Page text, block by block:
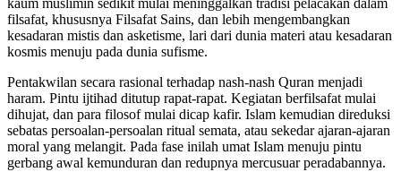
kaum muslimin sedikit mulai meninggalkan tradisi pelacakan dalam
filsafat, khususnya Filsafat Sains, dan lebih mengembangkan
kesadaran mistis dan asketisme, lari dari dunia materi atau kesadaran
kosmis menuju pada dunia sufisme.
Pentakwilan secara rasional terhadap nash-nash Quran menjadi
haram. Pintu ijtihad ditutup rapat-rapat. Kegiatan berfilsafat mulai
dihujat, dan para filosof mulai dicap kafir. Islam kemudian direduksi
sebatas persoalan-persoalan ritual semata, atau sekedar ajaran-ajaran
moral yang melangit. Pada fase inilah umat Islam menuju pintu
gerbang awal kemunduran dan redupnya mercusuar peradabannya.